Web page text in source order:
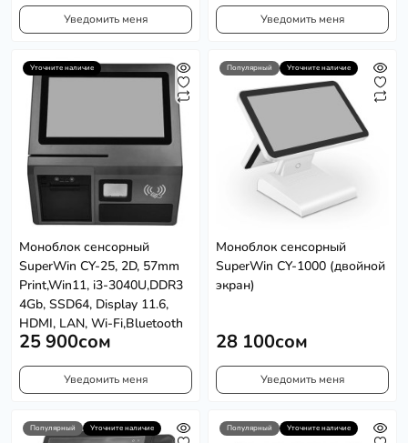
Уведомить меня Уведомить меня
Уточните наличие
Моноблок сенсорный
SuperWin CY-25, 2D, 57mm
Print,Win11, i3-3040U,DDR3
4Gb, SSD64, Display 11.6,
HDMI, LAN, Wi-Fi,Bluetooth
25 900сом
Уведомить меня
Популярный Уточните наличие
Моноблок сенсорный
SuperWin CY-1000 (двойной
экран)
28 100сом
Уведомить меня
Популярный Уточните наличие Популярный Уточните наличие